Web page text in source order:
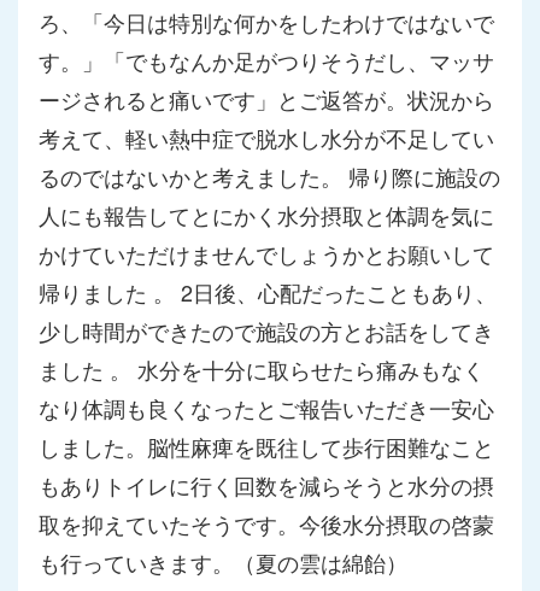
ろ、「今日は特別な何かをしたわけではないで
す。
」「でもなんか足がつりそうだし、マッサ
ージされると痛いです」 とご返答が。状況から
考えて、軽い熱中症で脱水し水分が不足してい
るのではないかと考えました。 帰り際に施設の
人にも報告してとにかく水分摂取と体調を気に
かけていただけませんでしょうかとお願いして
帰りました 。 2日後、心配だったこともあり、
少し時間ができたので施設の方とお話をしてき
ました 。 水分を十分に取らせたら痛みもなく
なり体調も良くなったとご報告いただき一安心
しました。脳性麻痺を既往して歩行困難なこと
もありトイレに行く回数を減らそうと水分の摂
取を抑えていたそうです。今後水分摂取の啓蒙
も行っていきます。（夏の雲は綿飴）